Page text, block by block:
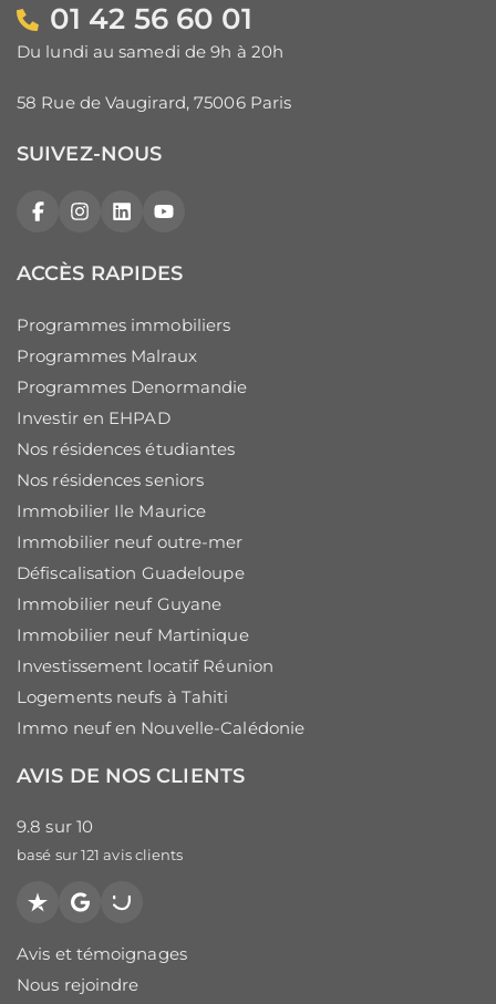
01 42 56 60 01
Du lundi au samedi de 9h à 20h
58 Rue de Vaugirard, 75006 Paris
SUIVEZ-NOUS
FacebookInstagram
LinkedInYouTube
ACCÈS RAPIDES
Programmes immobiliers
Programmes Malraux
Programmes Denormandie
Investir en EHPAD
Nos résidences étudiantes
Nos résidences seniors
Immobilier Ile Maurice
Immobilier neuf outre-mer
Défiscalisation Guadeloupe
Immobilier neuf Guyane
Immobilier neuf Martinique
Investissement locatif Réunion
Logements neufs à Tahiti
Immo neuf en Nouvelle-Calédonie
AVIS DE NOS CLIENTS
9.8 sur 10
basé sur 121 avis clients
Trustpilot
GooglePagesJaunes
Avis et témoignages
Nous rejoindre